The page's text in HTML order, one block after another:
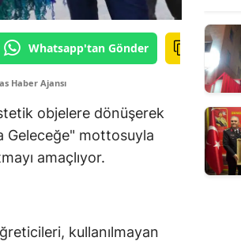
Whatsapp'tan Gönder
Haber Ajansı
objelere dönüşerek
Geleceğe" mottosuyla
amaçlıyor.
kullanılmayan